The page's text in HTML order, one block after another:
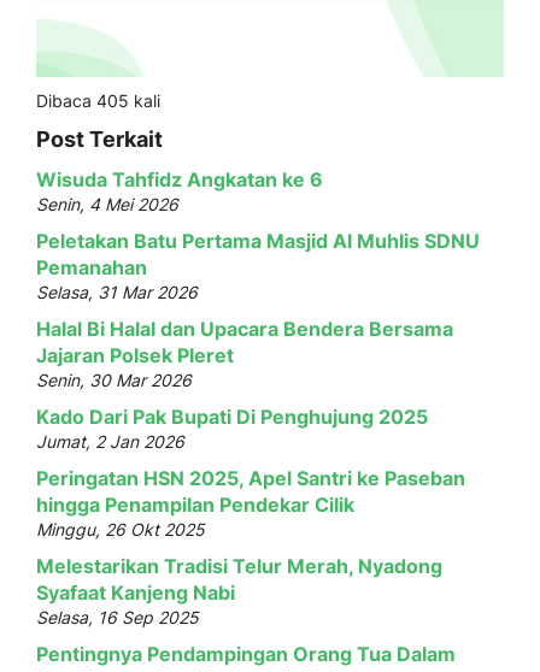
Dibaca 405 kali
Post Terkait
Wisuda Tahfidz Angkatan ke 6
Senin, 4 Mei 2026
Peletakan Batu Pertama Masjid Al Muhlis SDNU
Pemanahan
Selasa, 31 Mar 2026
Halal Bi Halal dan Upacara Bendera Bersama
Jajaran Polsek Pleret
Senin, 30 Mar 2026
Kado Dari Pak Bupati Di Penghujung 2025
Jumat, 2 Jan 2026
Peringatan HSN 2025, Apel Santri ke Paseban
hingga Penampilan Pendekar Cilik
Minggu, 26 Okt 2025
Melestarikan Tradisi Telur Merah, Nyadong
Syafaat Kanjeng Nabi
Selasa, 16 Sep 2025
Pentingnya Pendampingan Orang Tua Dalam